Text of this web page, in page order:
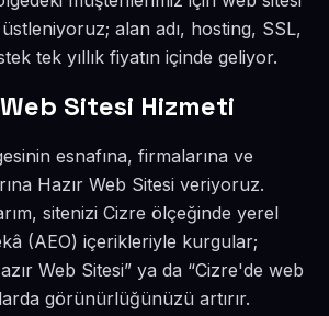
alan adı, hosting, SSL,
tek yıllık fiyatın içinde geliyor.
Sitesi Hizmeti
esnafına, firmalarına ve
Hazır Web Sitesi veriyoruz.
sitenizi Cizre ölçeğinde yerel
(AEO) içerikleriyle kurgular;
Web Sitesi” ya da “Cizre'de web
görünürlüğünüzü artırır.